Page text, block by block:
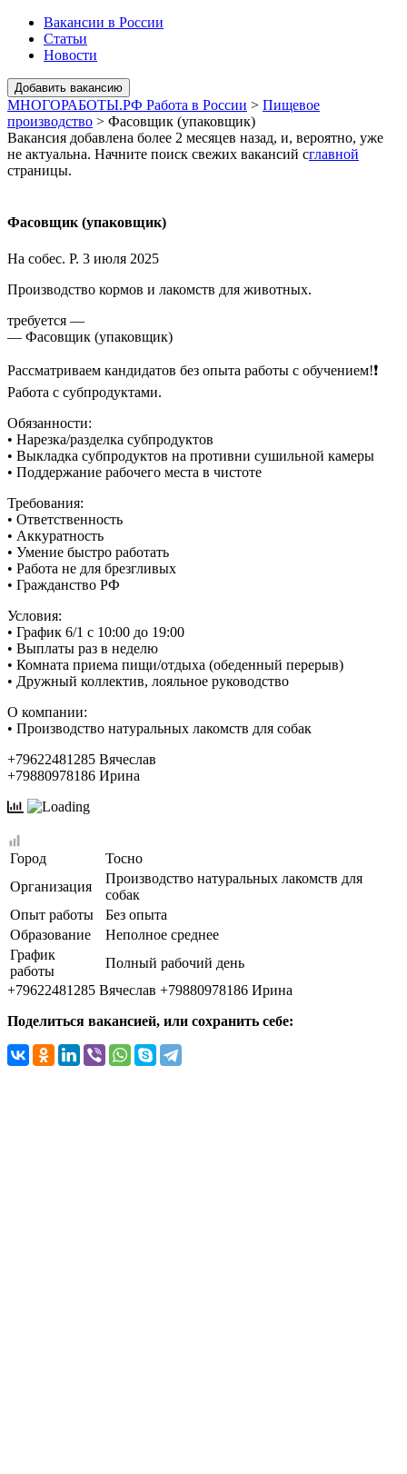
Вакансии в России
Статьи
Новости
МНОГОРАБОТЫ.РФ Работа в России > Пищевое
производство > Фасовщик (упаковщик)
Вакансия добавлена более 2 месяцев назад, и, вероятно, уже
не актуальна. Начните поиск свежих вакансий сглавной
страницы.
Фасовщик (упаковщик)
На собес. Р. 3 июля 2025
Производство кормов и лакомств для животных.
требуется —
— Фасовщик (упаковщик)
Рассматриваем кандидатов без опыта работы с обучением!❗
Работа с субпродуктами.
Обязанности:
• Нарезка/разделка субпродуктов
• Выкладка субпродуктов на противни сушильной камеры
• Поддержание рабочего места в чистоте
Требования:
• Ответственность
• Аккуратность
• Умение быстро работать
• Работа не для брезгливых
• Гражданство РФ
Условия:
• График 6/1 с 10:00 до 19:00
• Выплаты раз в неделю
• Комната приема пищи/отдыха (обеденный перерыв)
• Дружный коллектив, лояльное руководство
О компании:
• Производство натуральных лакомств для собак
+79622481285 Вячеслав
+79880978186 Ирина
Город
Тосно
Организация
Производство натуральных лакомств для
собак
Опыт работы
Без опыта
Образование
Неполное среднее
График
работы
Полный рабочий день
+79622481285 Вячеслав +79880978186 Ирина
Поделиться вакансией, или сохранить себе: